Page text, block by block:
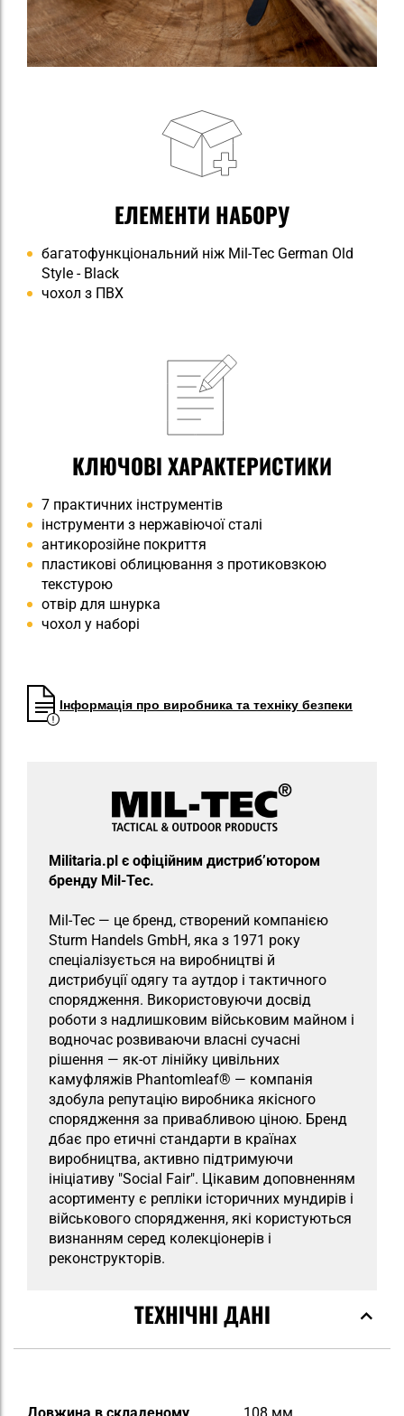
ЕЛЕМЕНТИ НАБОРУ
багатофункціональний ніж Mil-Tec German Old
Style - Black
чохол з ПВХ
КЛЮЧОВІ ХАРАКТЕРИСТИКИ
7 практичних інструментів
інструменти з нержавіючої сталі
антикорозійне покриття
пластикові облицювання з протиковзкою
текстурою
отвір для шнурка
чохол у наборі
Інформація про виробника та техніку безпеки
Militaria.pl є офіційним дистриб’ютором
бренду Mil-Tec.
Mil-Tec — це бренд, створений компанією
Sturm Handels GmbH, яка з 1971 року
спеціалізується на виробництві й
дистрибуції одягу та аутдор і тактичного
спорядження. Використовуючи досвід
роботи з надлишковим військовим майном і
водночас розвиваючи власні сучасні
рішення — як-от лінійку цивільних
камуфляжів Phantomleaf® — компанія
здобула репутацію виробника якісного
спорядження за привабливою ціною. Бренд
дбає про етичні стандарти в країнах
виробництва, активно підтримуючи
ініціативу "Social Fair". Цікавим доповненням
асортименту є репліки історичних мундирів і
військового спорядження, які користуються
визнанням серед колекціонерів і
реконструкторів.
ТЕХНІЧНІ ДАНІ
Докладніше